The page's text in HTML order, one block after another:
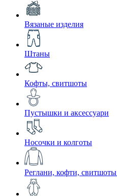
Вязаные изделия
Штаны
Кофты, свитшоты
Пустышки и аксессуари
Носочки и колготы
Реглани, кофти, свитшоты